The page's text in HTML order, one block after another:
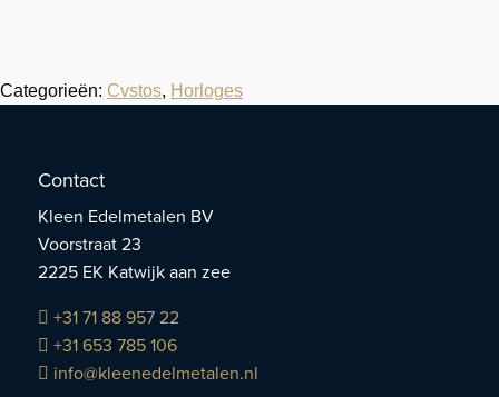
Categorieën: Cvstos, Horloges
Contact
Kleen Edelmetalen BV
Voorstraat 23
2225 EK Katwijk aan zee
+31 71 88 957 22
+31 653 785 106
info@kleenedelmetalen.nl